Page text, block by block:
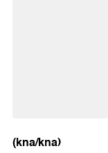
(kna/kna)